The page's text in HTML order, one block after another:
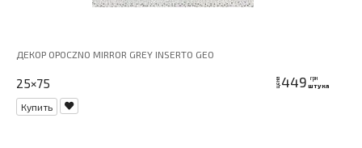
ДЕКОР OPOCZNO MIRROR GREY INSERTO GEO
25×75 цена449 грн
штука
Купить